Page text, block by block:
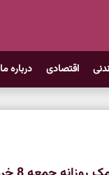
اقتصادی درباره ما